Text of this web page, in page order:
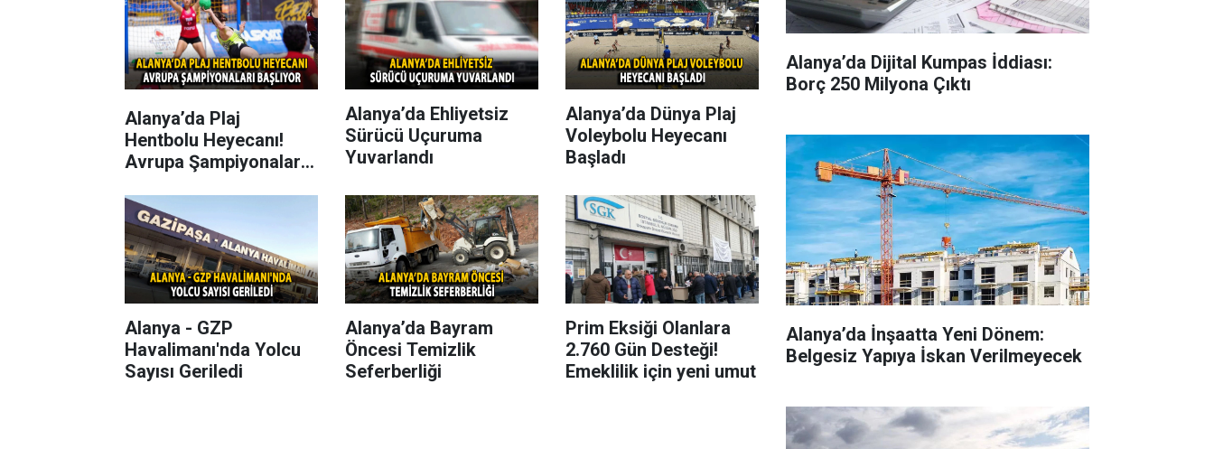
Alanya’da Plaj
Hentbolu Heyecanı!
Avrupa Şampiyonaları
Alanya’da Ehliyetsiz
Sürücü Uçuruma
Yuvarlandı
Alanya’da Dünya Plaj
Voleybolu Heyecanı
Başladı
Alanya - GZP
Havalimanı'nda Yolcu
Sayısı Geriledi
Alanya’da Bayram
Öncesi Temizlik
Seferberliği
Prim Eksiği Olanlara
2.760 Gün Desteği!
Emeklilik için yeni umut
Alanya’da Dijital Kumpas İddiası:
Borç 250 Milyona Çıktı
Alanya’da İnşaatta Yeni Dönem:
Belgesiz Yapıya İskan Verilmeyecek